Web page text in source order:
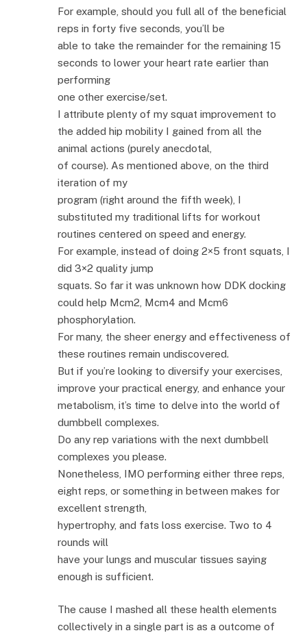
For example, should you full all of the beneficial
reps in forty five seconds, you’ll be
able to take the remainder for the remaining 15
seconds to lower your heart rate earlier than
performing
one other exercise/set.
I attribute plenty of my squat improvement to
the added hip mobility I gained from all the
animal actions (purely anecdotal,
of course). As mentioned above, on the third
iteration of my
program (right around the fifth week), I
substituted my traditional lifts for workout
routines centered on speed and energy.
For example, instead of doing 2×5 front squats, I
did 3×2 quality jump
squats. So far it was unknown how DDK docking
could help Mcm2, Mcm4 and Mcm6
phosphorylation.
For many, the sheer energy and effectiveness of
these routines remain undiscovered.
But if you’re looking to diversify your exercises,
improve your practical energy, and enhance your
metabolism, it’s time to delve into the world of
dumbbell complexes.
Do any rep variations with the next dumbbell
complexes you please.
Nonetheless, IMO performing either three reps,
eight reps, or something in between makes for
excellent strength,
hypertrophy, and fats loss exercise. Two to 4
rounds will
have your lungs and muscular tissues saying
enough is sufficient.
The cause I mashed all these health elements
collectively in a single part is as a outcome of